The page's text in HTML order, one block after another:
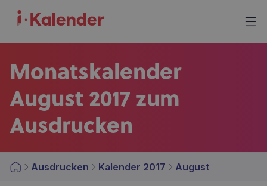
Monatskalender
August 2017 zum
Ausdrucken
Ausdrucken Kalender 2017 August